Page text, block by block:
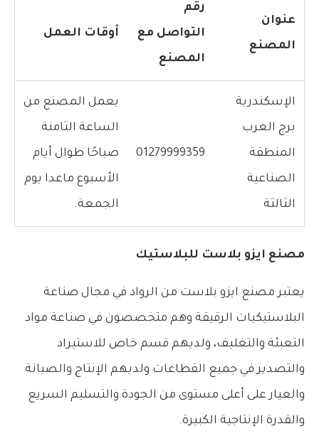
عنوان
المصنع
رقم
التواصل مع
المصنع
أوقات العمل
الإسكندرية
برج العرب
المنطقة
الصناعية
الثالثة
01279999359
يعمل المصنع من
الساعة الثامنة
صباحًا طوال أيام
الأسبوع ماعدا يوم
الجمعة.
مصنع ايزو بلاست للبلاستيك
يعتبر مصنع ايزو بلاست من الرواد في مجال صناعة
البلاستيكيات الرقيقة وهم متخصصون في صناعة مواد
التعبئة والتغليف، ولديهم قسم خاص للاستيراد
والتصدير في جميع القطاعات ولديهم الإنتاج والصيانة
والعيار على أعلى مستوى من الجودة والتسليم السريع
والقدرة الإنتاجية الكبيرة.